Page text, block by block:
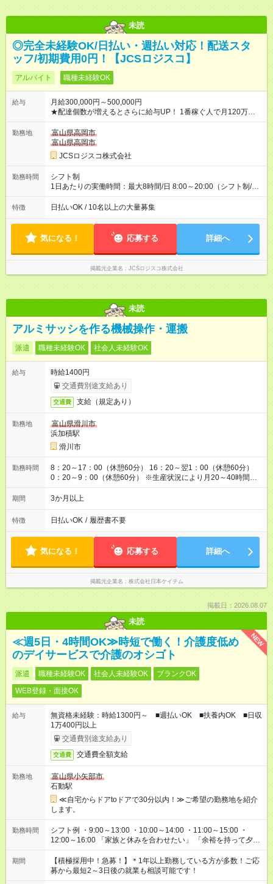
未読
◎完全未経験OK/日払い・週払い対応！配送スタ
ッフ/初期費用0円！【JCSロジスコ】
アルバイト 職種未経験OK
給与
月給300,000円～500,000円
★配達個数が増えるとさらに給与UP！ 1番稼ぐ人で月120万ほ
ど！ ・主要都市エリア 月収55万円／週5日稼働 月収65万~112
万円／週6日稼働 ・地方郊外エリア 月収40万円／週5日稼働 月
収40万円~50万円／週6日稼働 ＜モデルイメージ＞ ■月収50万
円 (27歳男性/江東区在住)※元建築関係 1日150個配達×25日勤務
(日休み) ■月収80万円(43歳男性/墨田区在住)※元営業 1日200個
勤務地
富山県高岡市
富山県高岡市
JCSロジスコ株式会社
勤務時間
シフト制
1日あたりの実働時間：最大8時間/日 8:00～20:00（シフト制/実
働8時間） ※週5日勤務（場所次第では週4も有り） ※配達状況に
よって時間外での勤務可能性有り ※案件により多少の前後あり
特徴 日払いOK / 10名以上の大量募集
気になる！ 応募する 詳細へ
掲載元企業名 JCSロジスコ株式会社
未読
アルミサッシを作る機械操作・運搬
派遣 職種未経験OK 社会人未経験OK
給与
時給1400円
交通費別途支給あり
交通費 支給（規定あり）
勤務地
富山県滑川市
浜加積駅
滑川市
勤務時間
8：20～17：00（休憩60分） 16：20～翌1：00（休憩60分）
0：20～9：00（休憩60分） ※生産状況により月20～40時間程
度残業あり ※配属先により勤務時間が1時間前後ずれる可能性あ
り
期間 3か月以上
特徴 日払いOK / 履歴書不要
気になる！ 応募する 詳細へ
掲載元企業名 株式会社日本ケイテム
掲載日：2026.08.07
未読
NEW
≪週5日・4時間OK≫時短で働く！介護度低め
のデイサービスで介護のオシゴト
派遣 職種未経験OK 社会人未経験OK
ブランクOK
WEB登録・面接OK
給与
無資格未経験：時給1300円～ ■週払いOK ■扶養内OK ■日収
1万400円以上
交通費別途支給あり
交通費 交通費全額支給
勤務地
富山県小矢部市
石動駅
≪自宅からドアtoドアで30分以内！≫ご希望の勤務地を紹介
します。
勤務時間
シフト例 ・9:00～13:00 ・10:00～14:00 ・11:00～15:00 ・
12:00～16:00 「家族と休みを合わせたい」 「余裕を持って夕飯
の準備がしたい」 「できれば残業はしたくない」 など、ご希望
を教えてくださいね。 ※Wワーク希望の方へ 今ご覧のお仕事で
希望する勤務時間と、もう1つのお仕事の勤務時間。 合計で週
40時間を超える場合は応募できません。
期間
【積極採用中！急募！】＊1年以上勤務している方が多数！ご応
募から最短2～3日後の就業も相談可能です！